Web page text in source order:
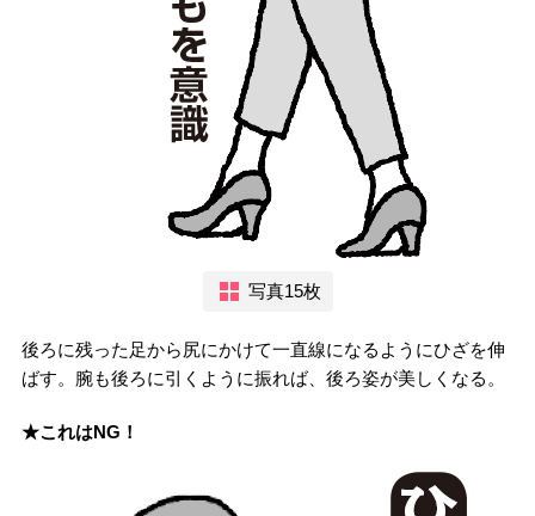
写真15枚
後ろに残った足から尻にかけて一直線になるようにひざを伸
ばす。腕も後ろに引くように振れば、後ろ姿が美しくなる。
★これはNG！